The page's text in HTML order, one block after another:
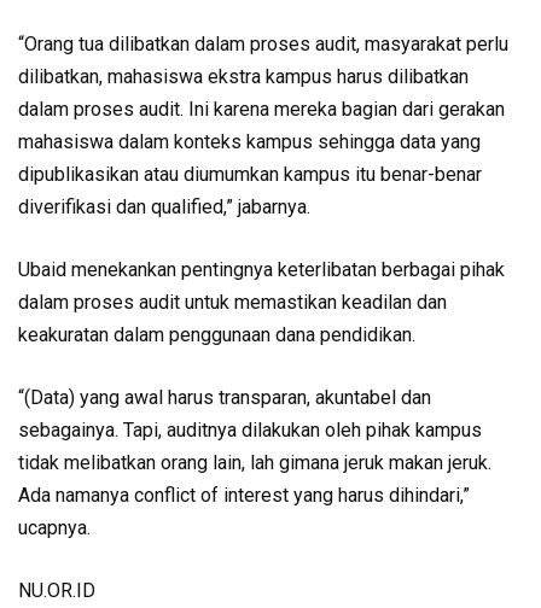
“Orang tua dilibatkan dalam proses audit, masyarakat perlu
dilibatkan, mahasiswa ekstra kampus harus dilibatkan
dalam proses audit. Ini karena mereka bagian dari gerakan
mahasiswa dalam konteks kampus sehingga data yang
dipublikasikan atau diumumkan kampus itu benar-benar
diverifikasi dan qualified,” jabarnya.
Ubaid menekankan pentingnya keterlibatan berbagai pihak
dalam proses audit untuk memastikan keadilan dan
keakuratan dalam penggunaan dana pendidikan.
“(Data) yang awal harus transparan, akuntabel dan
sebagainya. Tapi, auditnya dilakukan oleh pihak kampus
tidak melibatkan orang lain, lah gimana jeruk makan jeruk.
Ada namanya conflict of interest yang harus dihindari,”
ucapnya.
NU.OR.ID